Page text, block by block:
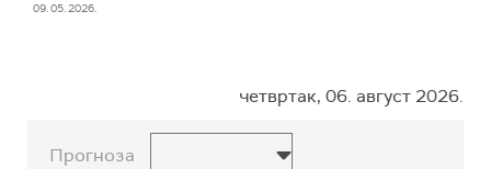
09. 05. 2026.
четвртак, 06. август 2026.
Прогноза